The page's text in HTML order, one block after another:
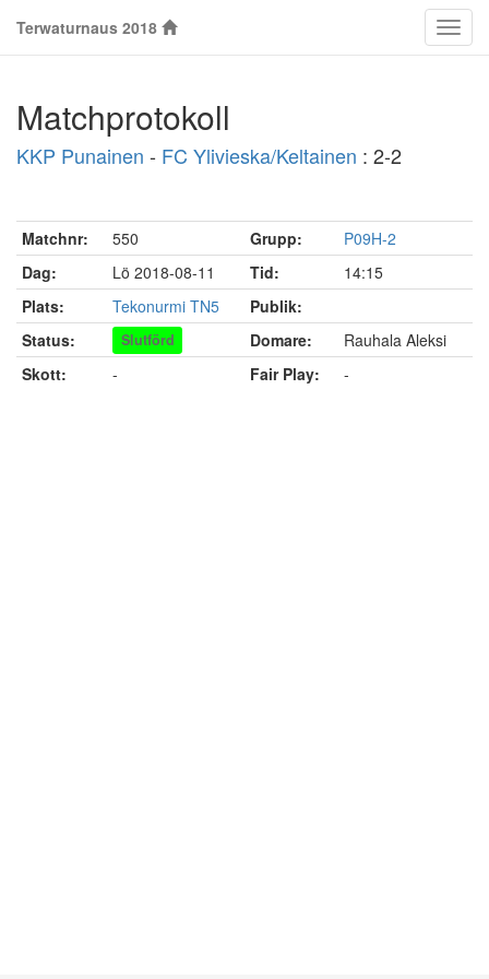
Terwaturnaus 2018
Matchprotokoll
KKP Punainen - FC Ylivieska/Keltainen : 2-2
Matchnr: 550 Grupp:
P09H-2
Dag:
Lö 2018-08-11 Tid:
14:15
Plats:
Tekonurmi TN5
Publik:
Status:
Slutförd Domare:
Rauhala Aleksi
Skott:
- Fair Play: -